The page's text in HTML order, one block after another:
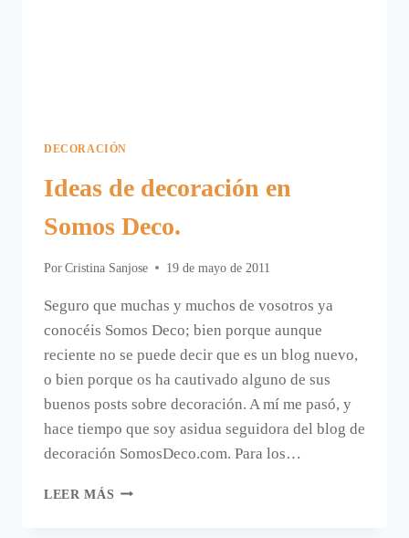
DECORACIÓN
Ideas de decoración en
Somos Deco.
Por Cristina Sanjose 19 de mayo de 2011
Seguro que muchas y muchos de vosotros ya
conocéis Somos Deco; bien porque aunque
reciente no se puede decir que es un blog nuevo,
o bien porque os ha cautivado alguno de sus
buenos posts sobre decoración. A mí me pasó, y
hace tiempo que soy asidua seguidora del blog de
decoración SomosDeco.com. Para los…
LEER MÁS IDEAS